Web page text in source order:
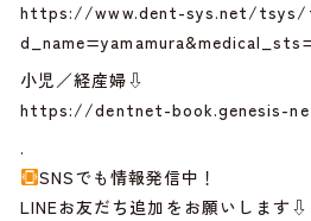
https://www.dent-sys.net/tsys/
小児／経産婦⇩
https://dentnet-book.genesis-
.
SNSでも情報発信中！
LINEお友だち追加をお願いします⇩